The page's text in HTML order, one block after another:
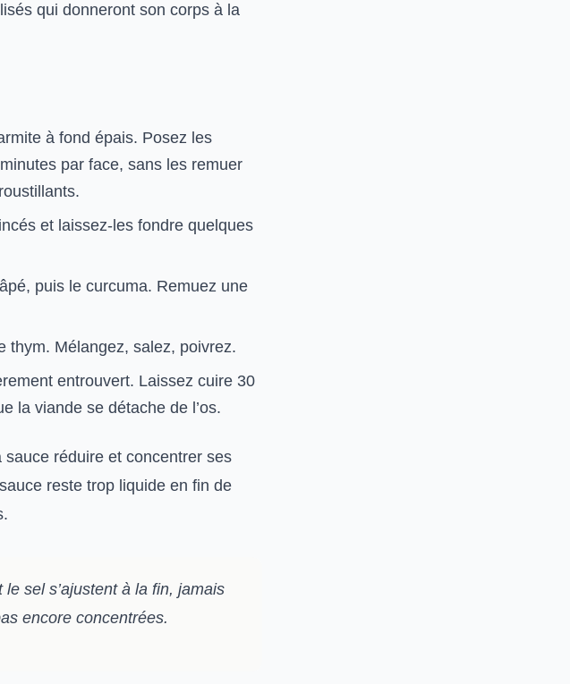
qui donneront son corps à la
à fond épais. Posez les
par face, sans les remuer
et laissez-les fondre quelques
puis le curcuma. Remuez une
thym. Mélangez, salez, poivrez.
entrouvert. Laissez cuire 30
la viande se détache de l’os.
réduire et concentrer ses
reste trop liquide en fin de
sel s’ajustent à la fin, jamais
encore concentrées.